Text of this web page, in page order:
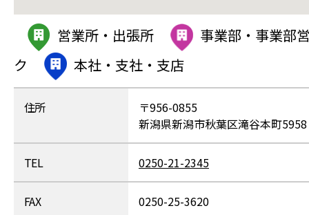
営業所・出張所
事業部・事業部
ク
本社・支社・支店
住所
〒956-0855
新潟県新潟市秋葉区滝谷本町5958
TEL 0250-21-2345
FAX 0250-25-3620